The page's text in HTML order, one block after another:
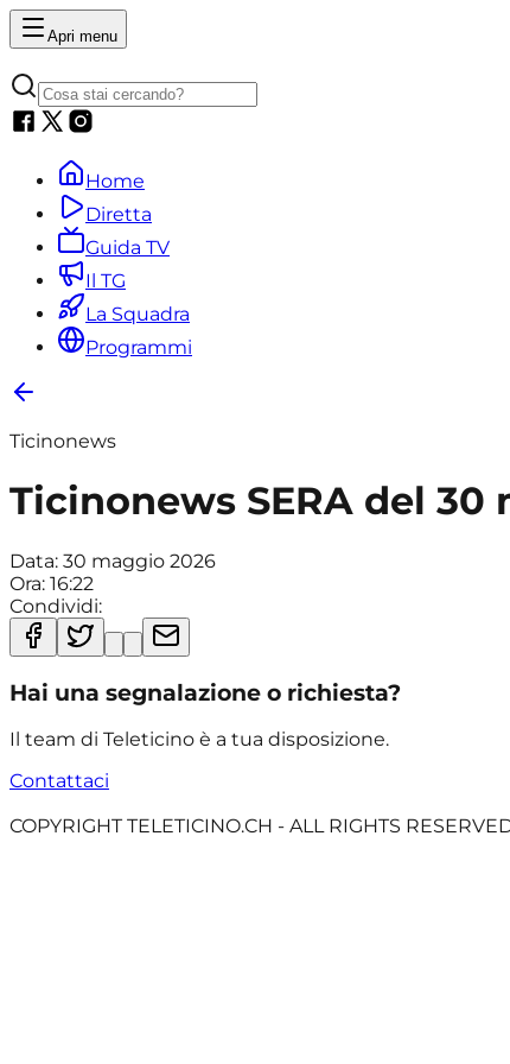
Apri menu
Home
Diretta
Guida TV
Il TG
La Squadra
Programmi
Ticinonews
Ticinonews SERA del 30
Data: 30 maggio 2026
Ora: 16:22
Condividi:
Hai una segnalazione o richiesta?
Il team di Teleticino è a tua disposizione.
Contattaci
COPYRIGHT TELETICINO.CH - ALL RIGHTS